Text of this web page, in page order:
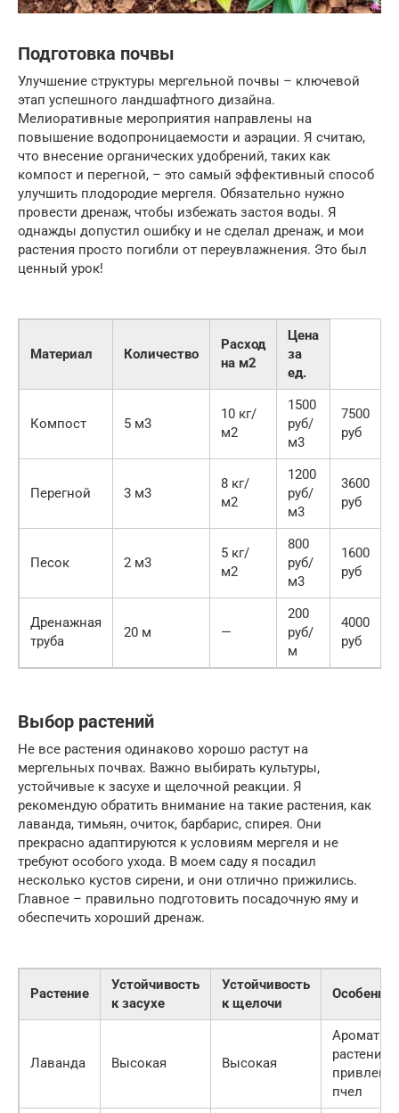
Подготовка почвы
Улучшение структуры мергельной почвы – ключевой
этап успешного ландшафтного дизайна.
Мелиоративные мероприятия направлены на
повышение водопроницаемости и аэрации. Я считаю,
что внесение органических удобрений, таких как
компост и перегной, – это самый эффективный способ
улучшить плодородие мергеля. Обязательно нужно
провести дренаж, чтобы избежать застоя воды. Я
однажды допустил ошибку и не сделал дренаж, и мои
растения просто погибли от переувлажнения. Это был
ценный урок!
Материал Количество
Расход
на м2
Цена
за
ед.
Компост 5 м3
10 кг/
м2
1500
руб/
м3
7500
руб
Перегной 3 м3
8 кг/
м2
1200
руб/
м3
3600
руб
Песок 2 м3
5 кг/
м2
800
руб/
м3
1600
руб
Дренажная
труба
20 м —
200
руб/
м
4000
руб
Выбор растений
Не все растения одинаково хорошо растут на
мергельных почвах. Важно выбирать культуры,
устойчивые к засухе и щелочной реакции. Я
рекомендую обратить внимание на такие растения, как
лаванда, тимьян, очиток, барбарис, спирея. Они
прекрасно адаптируются к условиям мергеля и не
требуют особого ухода. В моем саду я посадил
несколько кустов сирени, и они отлично прижились.
Главное – правильно подготовить посадочную яму и
обеспечить хороший дренаж.
Растение
Устойчивость
к засухе
Устойчивость
к щелочи
Лаванда Высокая Высокая
растение,
пчел